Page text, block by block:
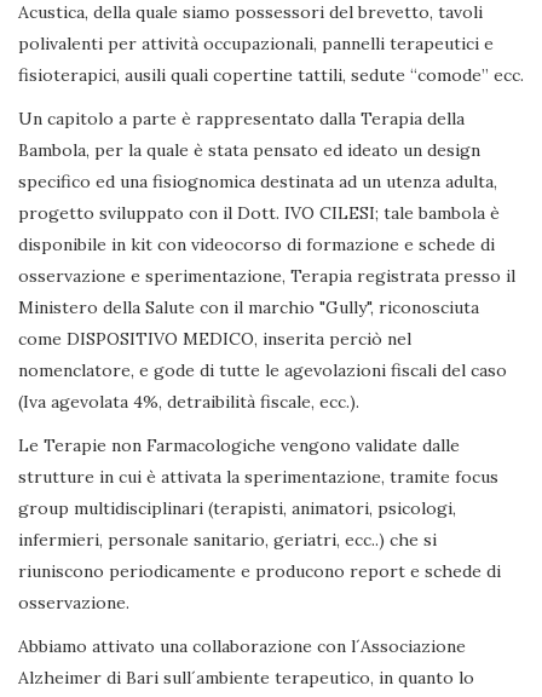
Acustica, della quale siamo possessori del brevetto, tavoli
polivalenti per attività occupazionali, pannelli terapeutici e
fisioterapici, ausili quali copertine tattili, sedute “comode” ecc.
Un capitolo a parte è rappresentato dalla Terapia della
Bambola, per la quale è stata pensato ed ideato un design
specifico ed una fisiognomica destinata ad un utenza adulta,
progetto sviluppato con il Dott. IVO CILESI; tale bambola è
disponibile in kit con videocorso di formazione e schede di
osservazione e sperimentazione, Terapia registrata presso il
Ministero della Salute con il marchio "Gully", riconosciuta
come DISPOSITIVO MEDICO, inserita perciò nel
nomenclatore, e gode di tutte le agevolazioni fiscali del caso
(Iva agevolata 4%, detraibilità fiscale, ecc.).
Le Terapie non Farmacologiche vengono validate dalle
strutture in cui è attivata la sperimentazione, tramite focus
group multidisciplinari (terapisti, animatori, psicologi,
infermieri, personale sanitario, geriatri, ecc..) che si
riuniscono periodicamente e producono report e schede di
osservazione.
Abbiamo attivato una collaborazione con l´Associazione
Alzheimer di Bari sull´ambiente terapeutico, in quanto lo